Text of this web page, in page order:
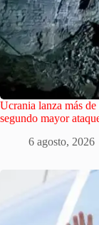
Ucrania lanza más
segundo mayor
6 agosto, 2026